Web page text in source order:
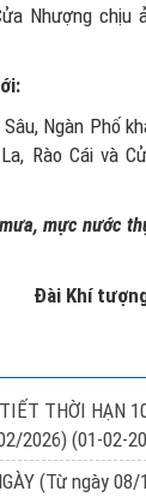
Nhượng chịu
Ngàn Phố
Rào Cái và
mực nước
Đài Khí
THỜI HẠN
2026) (01-02-
(Từ ngày